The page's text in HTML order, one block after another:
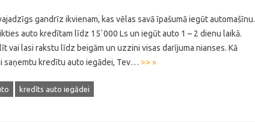
gandrīz ikvienam, kas vēlas savā īpašumā iegūt automašīnu.
auto kredītam līdz 15`000 Ls un iegūt auto 1 – 2 dienu laikā.
vai lasi rakstu līdz beigām un uzzini visas darījuma nianses. Kā
saņemtu kredītu auto iegādei, Tev… >> »
kredīts auto iegādei